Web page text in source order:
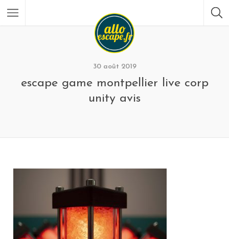
30 août 2019
escape game montpellier live corp
unity avis